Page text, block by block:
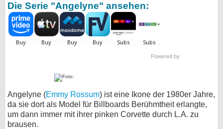
Die Serie "Angelyne" ansehen:
Powered by
Angelyne (Emmy Rossum) ist eine Ikone der 1980er Jahre,
da sie dort als Model für Billboards Berühmtheit erlangte,
um dann immer mit ihrer pinken Corvette durch L.A. zu
brausen.